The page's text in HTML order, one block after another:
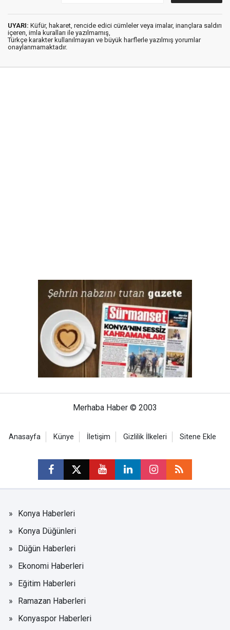
UYARI: Küfür, hakaret, rencide edici cümleler veya imalar, inançlara saldırı
içeren, imla kuralları ile yazılmamış,
Türkçe karakter kullanılmayan ve büyük harflerle yazılmış yorumlar
onaylanmamaktadır.
Merhaba Haber © 2003
Anasayfa Künye İletişim Gizlilik İlkeleri Sitene Ekle
Konya Haberleri
Konya Düğünleri
Düğün Haberleri
Ekonomi Haberleri
Eğitim Haberleri
Ramazan Haberleri
Konyaspor Haberleri